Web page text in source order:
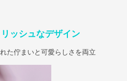
ッシュなデザイン
た佇まいと可愛らしさを両立